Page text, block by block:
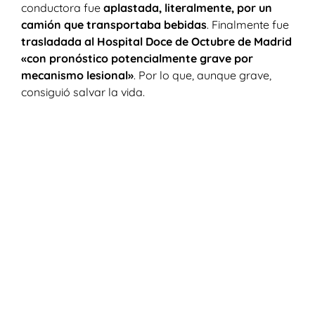
conductora fue aplastada, literalmente, por un
camión que transportaba bebidas. Finalmente fue
trasladada al Hospital Doce de Octubre de Madrid
«con pronóstico potencialmente grave por
mecanismo lesional». Por lo que, aunque grave,
consiguió salvar la vida.